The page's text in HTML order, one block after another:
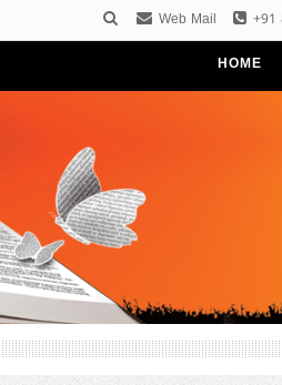
Web Mail +91
HOME